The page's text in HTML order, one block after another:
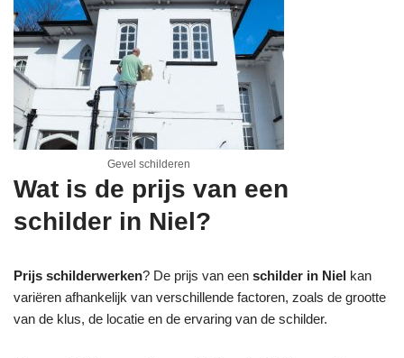
Gevel schilderen
Wat is de prijs van een
schilder in Niel?
Prijs schilderwerken? De prijs van een schilder in Niel kan
variëren afhankelijk van verschillende factoren, zoals de grootte
van de klus, de locatie en de ervaring van de schilder.